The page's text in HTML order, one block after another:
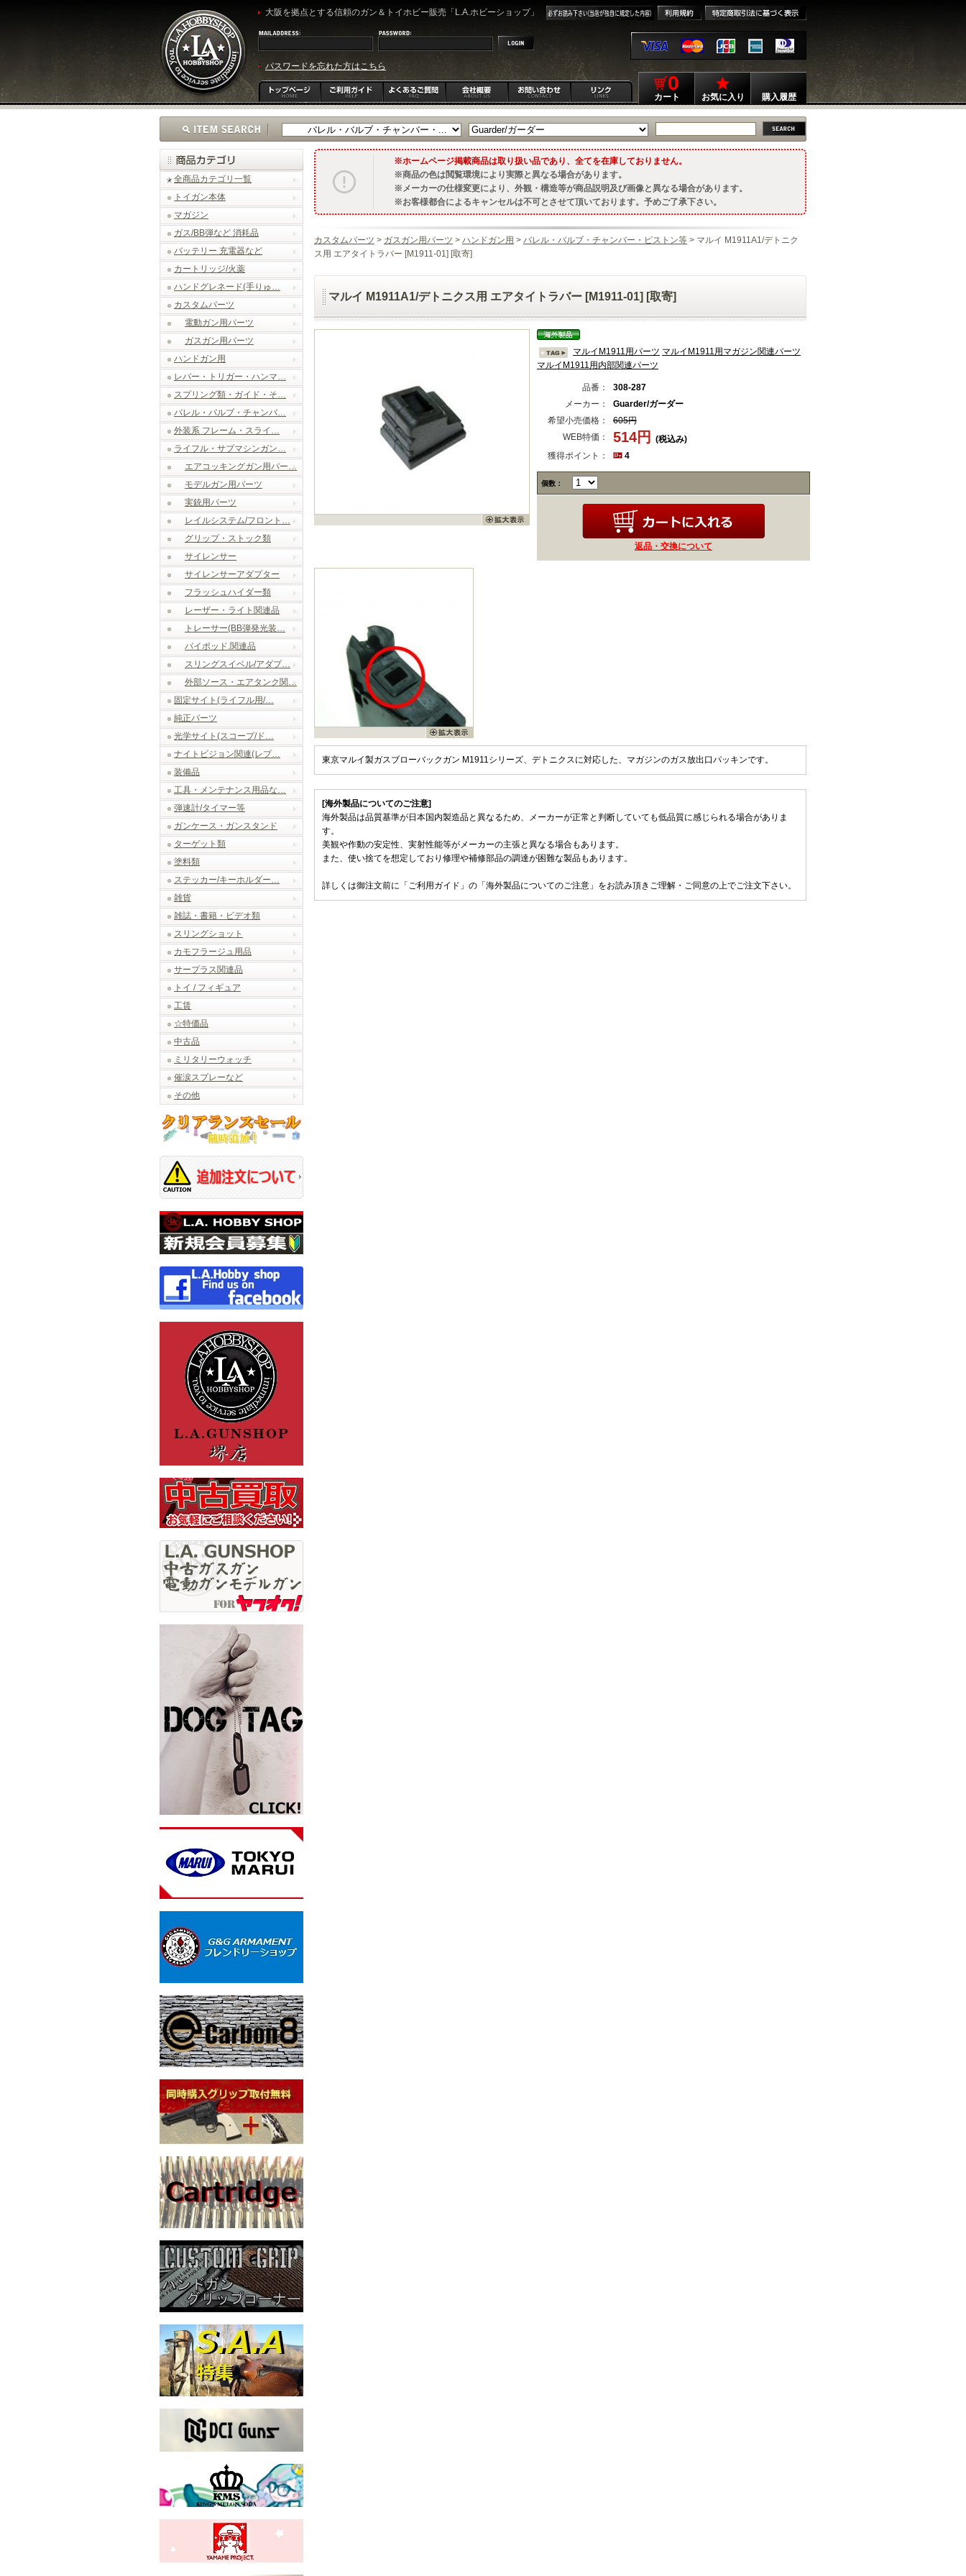
大阪を拠点とする信頼のガン＆トイホビー販売「L.A.ホビーショップ」
パスワードを忘れた方はこちら
0
カート お気に入り 購入履歴
全商品カテゴリ一覧
トイガン本体
マガジン
ガス/BB弾など 消耗品
バッテリー 充電器など
カートリッジ/火薬
ハンドグレネード(手りゅ…
カスタムパーツ
電動ガン用パーツ
ガスガン用パーツ
ハンドガン用
レバー・トリガー・ハンマ…
スプリング類・ガイド・そ…
バレル・バルブ・チャンバ…
外装系 フレーム・スライ…
ライフル・サブマシンガン…
エアコッキングガン用パー…
モデルガン用パーツ
実銃用パーツ
レイルシステム/フロント…
グリップ・ストック類
サイレンサー
サイレンサーアダプター
フラッシュハイダー類
レーザー・ライト関連品
トレーサー(BB弾発光装…
バイポッド.関連品
スリングスイベル/アダプ…
外部ソース・エアタンク関…
固定サイト(ライフル用/…
純正パーツ
光学サイト(スコープ/ド…
ナイトビジョン関連(レプ…
装備品
工具・メンテナンス用品な…
弾速計/タイマー等
ガンケース・ガンスタンド
ターゲット類
塗料類
ステッカー/キーホルダー…
雑貨
雑誌・書籍・ビデオ類
スリングショット
カモフラージュ用品
サープラス関連品
トイ / フィギュア
工賃
☆特価品
中古品
ミリタリーウォッチ
催涙スプレーなど
その他
ホームページ掲載商品は取り扱い品であり、全てを在庫しておりません。
商品の色は閲覧環境により実際と異なる場合があります。
メーカーの仕様変更により、外観・構造等が商品説明及び画像と異なる場合があります。
お客様都合によるキャンセルは不可とさせて頂いております。予めご了承下さい。
カスタムパーツ > ガスガン用パーツ > ハンドガン用 > バレル・バルブ・チャンバー・ピストン等 > マルイ M1911A1/デトニク
ス用 エアタイトラバー [M1911-01] [取寄]
マルイ M1911A1/デトニクス用 エアタイトラバー [M1911-01] [取寄]
マルイM1911用パーツ マルイM1911用マガジン関連パーツ
マルイM1911用内部関連パーツ
品番：
308-287
メーカー：
Guarder/ガーダー
希望小売価格：
605円
WEB特価：
514円
(税込み)
獲得ポイント：
4
個数：
返品・交換について
東京マルイ製ガスブローバックガン M1911シリーズ、デトニクスに対応した、マガジンのガス放出口パッキンです。
[海外製品についてのご注意]
海外製品は品質基準が日本国内製造品と異なるため、メーカーが正常と判断していても低品質に感じられる場合がありま
す。
美観や作動の安定性、実射性能等がメーカーの主張と異なる場合もあります。
また、使い捨てを想定しており修理や補修部品の調達が困難な製品もあります。
詳しくは御注文前に「ご利用ガイド」の「海外製品についてのご注意」をお読み頂きご理解・ご同意の上でご注文下さい。